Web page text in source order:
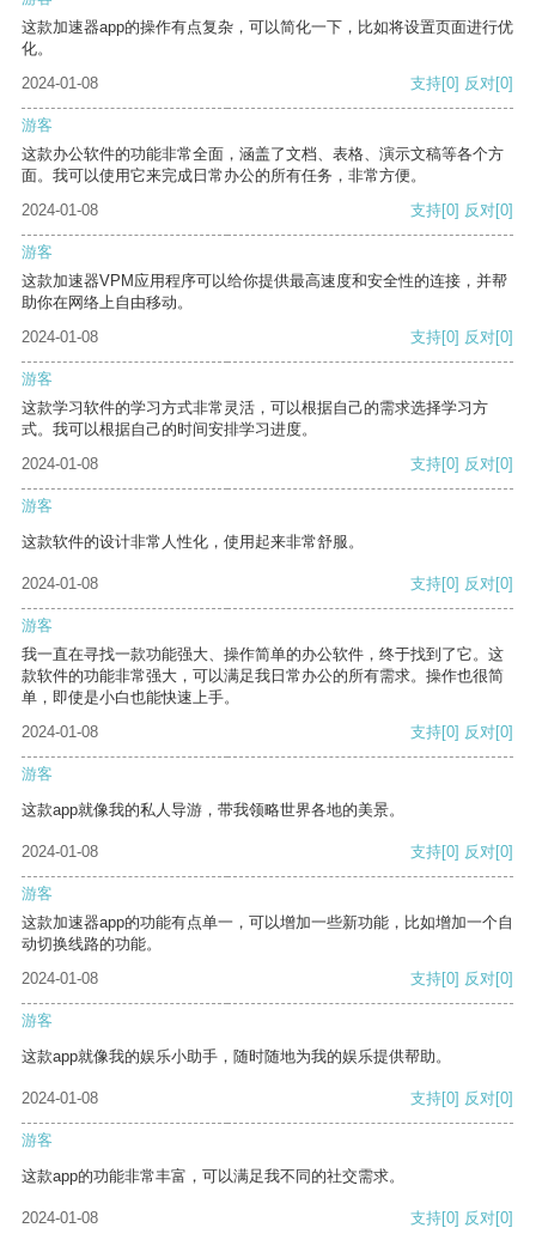
这款加速器app的操作有点复杂，可以简化一下，比如将设置页面进行优
化。
2024-01-08
支持[0] 反对[0]
游客
这款办公软件的功能非常全面，涵盖了文档、表格、演示文稿等各个方
面。我可以使用它来完成日常办公的所有任务，非常方便。
2024-01-08
支持[0] 反对[0]
游客
这款加速器VPM应用程序可以给你提供最高速度和安全性的连接，并帮
助你在网络上自由移动。
2024-01-08
支持[0] 反对[0]
游客
这款学习软件的学习方式非常灵活，可以根据自己的需求选择学习方
式。我可以根据自己的时间安排学习进度。
2024-01-08
支持[0] 反对[0]
游客
这款软件的设计非常人性化，使用起来非常舒服。
2024-01-08 支持[0] 反对[0]
游客
我一直在寻找一款功能强大、操作简单的办公软件，终于找到了它。这
款软件的功能非常强大，可以满足我日常办公的所有需求。操作也很简
单，即使是小白也能快速上手。
2024-01-08
支持[0] 反对[0]
游客
这款app就像我的私人导游，带我领略世界各地的美景。
2024-01-08 支持[0] 反对[0]
游客
这款加速器app的功能有点单一，可以增加一些新功能，比如增加一个自
动切换线路的功能。
2024-01-08
支持[0] 反对[0]
游客
这款app就像我的娱乐小助手，随时随地为我的娱乐提供帮助。
2024-01-08 支持[0] 反对[0]
游客
这款app的功能非常丰富，可以满足我不同的社交需求。
2024-01-08 支持[0] 反对[0]